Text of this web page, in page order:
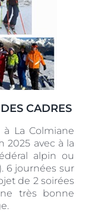
CADRES
La Colmiane
2025 avec à la
alpin ou
6 journées sur
de 2 soirées
très bonne